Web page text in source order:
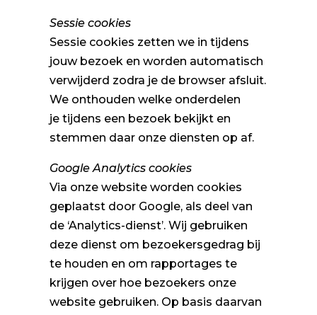
Sessie cookies
Sessie cookies zetten we in tijdens
jouw bezoek en worden automatisch
verwijderd zodra je de browser afsluit.
We onthouden welke onderdelen
je tijdens een bezoek bekijkt en
stemmen daar onze diensten op af.
Google Analytics cookies
Via onze website worden cookies
geplaatst door Google, als deel van
de ‘Analytics-dienst’. Wij gebruiken
deze dienst om bezoekersgedrag bij
te houden en om rapportages te
krijgen over hoe bezoekers onze
website gebruiken. Op basis daarvan